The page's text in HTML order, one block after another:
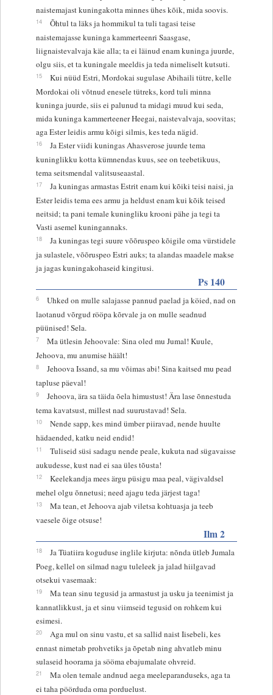
naistemajast kuningakotta minnes ühes kõik, mida soovis.
14
Õhtul ta läks ja hommikul ta tuli tagasi teise
naistemajasse kuninga kammerteenri Saasgase,
liignaistevalvaja käe alla; ta ei läinud enam kuninga juurde,
olgu siis, et ta kuningale meeldis ja teda nimeliselt kutsuti.
15
Kui nüüd Estri, Mordokai sugulase Abihaili tütre, kelle
Mordokai oli võtnud enesele tütreks, kord tuli minna
kuninga juurde, siis ei palunud ta midagi muud kui seda,
mida kuninga kammerteener Heegai, naistevalvaja, soovitas;
aga Ester leidis armu kõigi silmis, kes teda nägid.
16
Ja Ester viidi kuningas Ahasverose juurde tema
kuninglikku kotta kümnendas kuus, see on teebetikuus,
tema seitsmendal valitsuseaastal.
17
Ja kuningas armastas Estrit enam kui kõiki teisi naisi, ja
Ester leidis tema ees armu ja heldust enam kui kõik teised
neitsid; ta pani temale kuningliku krooni pähe ja tegi ta
Vasti asemel kuningannaks.
18
Ja kuningas tegi suure võõruspeo kõigile oma vürstidele
ja sulastele, võõruspeo Estri auks; ta alandas maadele makse
ja jagas kuningakohaseid kingitusi.
Ps 140
6
Uhked on mulle salajasse pannud paelad ja köied, nad on
laotanud võrgud rööpa kõrvale ja on mulle seadnud
püünised! Sela.
7
Ma ütlesin Jehoovale: Sina oled mu Jumal! Kuule,
Jehoova, mu anumise häält!
8
Jehoova Issand, sa mu võimas abi! Sina kaitsed mu pead
tapluse päeval!
9
Jehoova, ära sa täida õela himustust! Ära lase õnnestuda
tema kavatsust, millest nad suurustavad! Sela.
10
Nende sapp, kes mind ümber piiravad, nende huulte
hädaended, katku neid endid!
11
Tuliseid süsi sadagu nende peale, kukuta nad sügavaisse
aukudesse, kust nad ei saa üles tõusta!
12
Keelekandja mees ärgu püsigu maa peal, vägivaldsel
mehel olgu õnnetusi; need ajagu teda järjest taga!
13
Ma tean, et Jehoova ajab viletsa kohtuasja ja teeb
vaesele õige otsuse!
Ilm 2
18
Ja Tüatiira koguduse inglile kirjuta: nõnda ütleb Jumala
Poeg, kellel on silmad nagu tuleleek ja jalad hiilgavad
otsekui vasemaak:
19
Ma tean sinu tegusid ja armastust ja usku ja teenimist ja
kannatlikkust, ja et sinu viimseid tegusid on rohkem kui
esimesi.
20
Aga mul on sinu vastu, et sa sallid naist Iisebeli, kes
ennast nimetab prohvetiks ja õpetab ning ahvatleb minu
sulaseid hoorama ja sööma ebajumalate ohvreid.
21
Ma olen temale andnud aega meeleparanduseks, aga ta
ei taha pöörduda oma porduelust.